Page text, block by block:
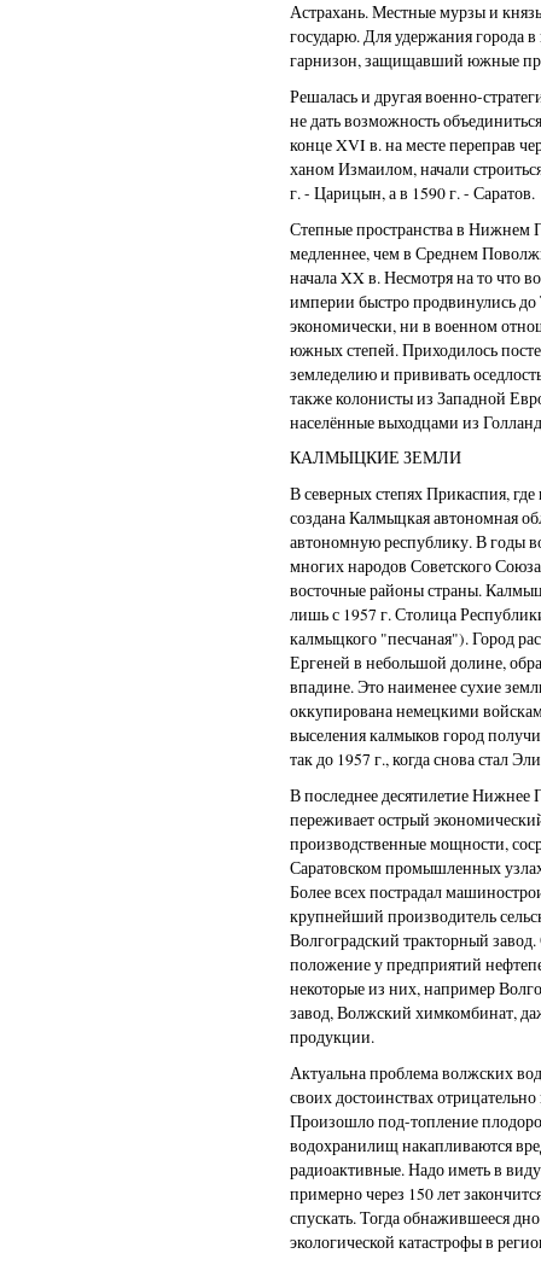
Астрахань. Местные мурзы и
государю. Для удержания города
гарнизон, защищавший южные
Решалась и другая военно-
не дать возможность
конце XVI в. на месте переправ
ханом Измаилом, начали
г. - Царицын, а в 1590 г. - Саратов.
Степные пространства в Нижнем
медленнее, чем в Среднем
начала XX в. Несмотря на то что
империи быстро продвинулись
экономически, ни в военном
южных степей. Приходилось
земледелию и прививать
также колонисты из Западной
населённые выходцами из
КАЛМЫЦКИЕ ЗЕМЛИ
В северных степях Прикаспия,
создана Калмыцкая автономная
автономную республику. В годы
многих народов Советского
восточные районы страны.
лишь с 1957 г. Столица
калмыцкого "песчаная"). Город
Ергеней в небольшой долине,
впадине. Это наименее сухие
оккупирована немецкими
выселения калмыков город
так до 1957 г., когда снова стал
В последнее десятилетие Нижнее
переживает острый
производственные мощности,
Саратовском промышленных
Более всех пострадал
крупнейший производитель
Волгоградский тракторный
положение у предприятий
некоторые из них, например
завод, Волжский химкомбинат,
продукции.
Актуальна проблема волжских
своих достоинствах
Произошло под-топление
водохранилищ накапливаются
радиоактивные. Надо иметь в
примерно через 150 лет
спускать. Тогда обнажившееся
экологической катастрофы в